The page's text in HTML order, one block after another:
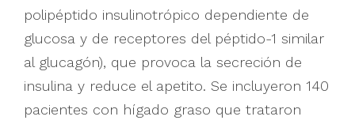
polipéptido insulinotrópico dependiente de
glucosa y de receptores del péptido-1 similar
al glucagón), que provoca la secreción de
insulina y reduce el apetito. Se incluyeron 140
pacientes con hígado graso que trataron